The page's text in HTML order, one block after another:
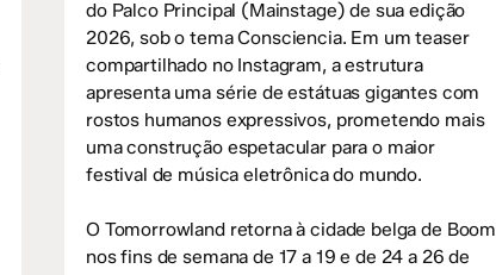
do Palco Principal (Mainstage) de sua edição
2026, sob o tema Consciencia. Em um teaser
compartilhado no Instagram, a estrutura
apresenta uma série de estátuas gigantes com
rostos humanos expressivos, prometendo mais
uma construção espetacular para o maior
festival de música eletrônica do mundo.
O Tomorrowland retorna à cidade belga de Boom
nos fins de semana de 17 a 19 e de 24 a 26 de